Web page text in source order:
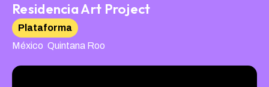
Residencia Art Project
Plataforma
México Quintana Roo